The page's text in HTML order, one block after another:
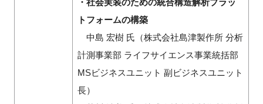
・社会実装のための統合構造解析プラッ
トフォームの構築
中島 宏樹 氏（株式会社島津製作所 分析
計測事業部 ライフサイエンス事業統括部
MSビジネスユニット 副ビジネスユニット
長）